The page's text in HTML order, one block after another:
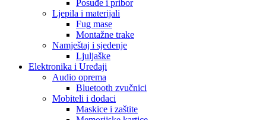
Posuđe i pribor
Ljepila i materijali
Fug mase
Montažne trake
Namještaj i sjedenje
Ljuljaške
Elektronika i Uređaji
Audio oprema
Bluetooth zvučnici
Mobiteli i dodaci
Maskice i zaštite